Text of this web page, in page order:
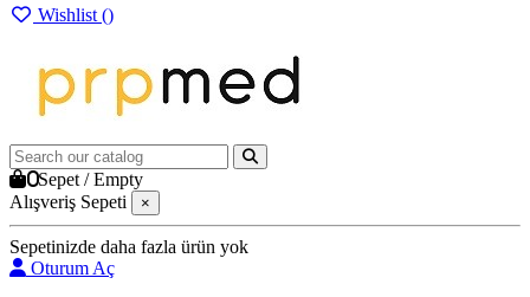
Wishlist ()
0Sepet /Empty
Alışveriş Sepeti
×
Sepetinizde daha fazla ürün yok
Oturum Aç